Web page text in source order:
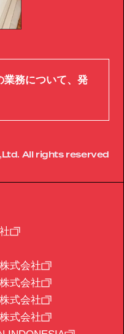
業務について、発
All rights reserved
式会社
式会社
式会社
式会社